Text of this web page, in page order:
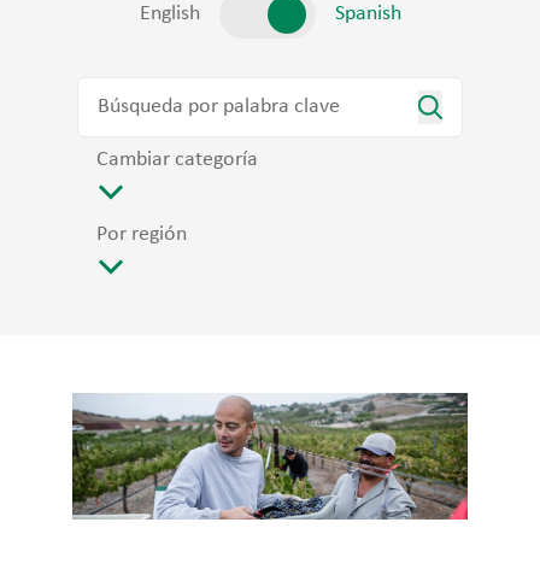
English Spanish
Cambiar categoría
Por región